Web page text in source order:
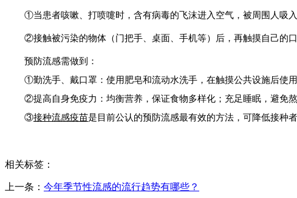
①当患者咳嗽、打喷嚏时，含有病毒的飞沫进入空气，被周围人吸入
②接触被污染的物体（门把手、桌面、手机等）后，再触摸自己的
预防流感需做到：
①勤洗手、戴口罩：使用肥皂和流动水洗手，在触摸公共设施后使
②提高自身免疫力：均衡营养，保证食物多样化；充足睡眠，避免
③接种流感疫苗是目前公认的预防流感最有效的方法，可降低接种
相关标签：
上一条： 今年季节性流感的流行趋势有哪些？